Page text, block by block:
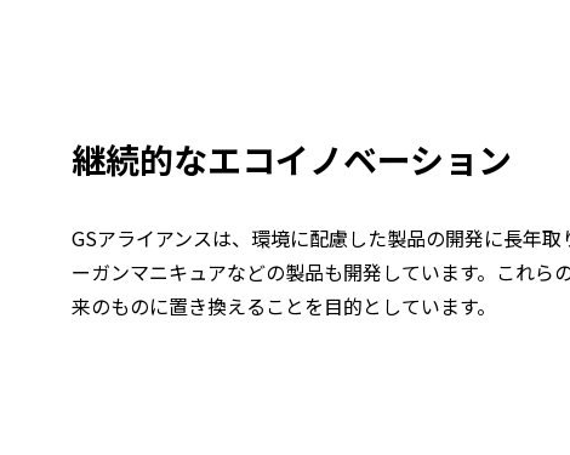
継続的なエコイノベーション
GSアライアンスは、環境に配慮した製品の開発に長年
ーガンマニキュアなどの製品も開発しています。これら
来のものに置き換えることを目的としています。